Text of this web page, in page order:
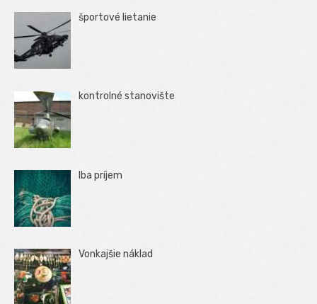
športové lietanie
kontrolné stanovište
Iba príjem
Vonkajšie náklad